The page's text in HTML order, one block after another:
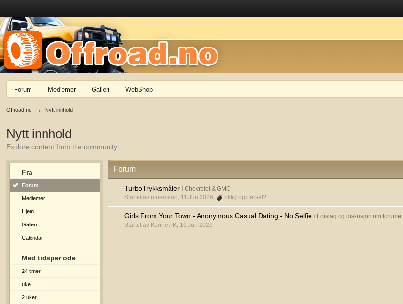
Forum Medlemer Galleri WebShop
Offroad.no → Nytt innhold
Nytt innhold
Explore content from the community
Fra
Forum
Medlemer
Hjem
Galleri
Calendar
Med tidsperiode
24 timer
uke
2 uker
Forum
TurboTrykksmåler i Chevrolet & GMC
Startet av runemann, 11 Jun 2026
riktig oppførsel?
Girls From Your Town - Anonymous Casual Dating - No Selfie i Forslag og diskusjon om forumet
Startet av KennethK, 16 Jun 2026